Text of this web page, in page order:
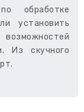
обработке
установить
Из скучного